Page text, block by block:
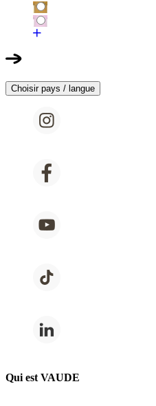
Choisir pays / langue
Qui est VAUDE